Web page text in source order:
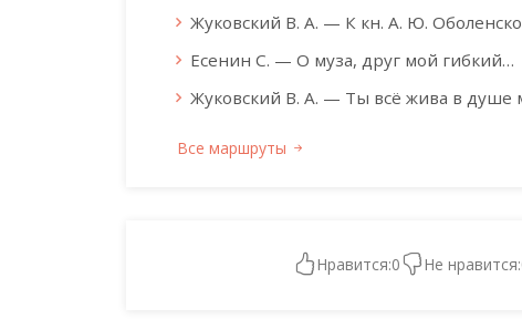
Жуковский В. А. — К кн. А. Ю.
Есенин С. — О муза, друг мой гибкий…
Жуковский В. А. — Ты всё жива в душе
Все маршруты
Нравится:0 Не нравится: